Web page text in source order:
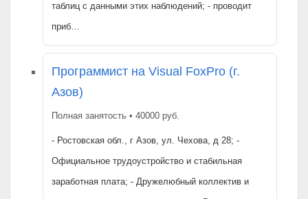
таблиц с данными этих наблюдений; - проводит
приб…
Программист на Visual FoxPro (г.
Азов)
Полная занятость • 40000 руб.
- Ростовская обл., г Азов, ул. Чехова, д 28; -
Официальное трудоустройство и стабильная
заработная плата; - Дружелюбный коллектив и